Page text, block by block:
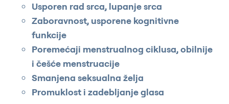
Usporen rad srca, lupanje srca
Zaboravnost, usporene kognitivne
funkcije
Poremećaji menstrualnog ciklusa, obilnije
i češće menstruacije
Smanjena seksualna želja
Promuklost i zadebljanje glasa